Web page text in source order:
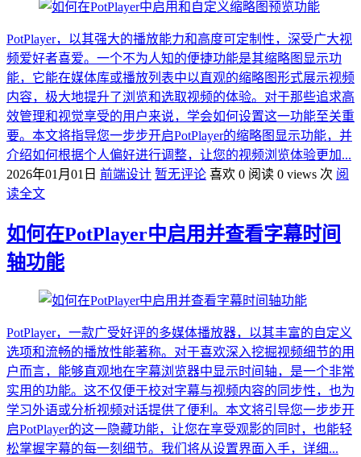
PotPlayer，以其强大的播放能力和高度可定制性，深受广大视
频爱好者喜爱。一个不为人知的便捷功能是其缩略图显示功
能，它能在媒体库或播放列表中以直观的缩略图形式展示视频
内容，极大地提升了浏览和选取视频的体验。对于那些追求高
效管理和视觉享受的用户来说，学会如何设置这一功能至关重
要。本文将指导您一步步开启PotPlayer的缩略图显示功能，并
介绍如何根据个人偏好进行调整，让您的视频浏览体验更加...
2026年01月01日 前端设计 暂无评论 喜欢 0 阅读 0 views 次 阅
读全文
如何在PotPlayer中启用并查看字幕时间
轴功能
PotPlayer，一款广受好评的多媒体播放器，以其丰富的自定义
选项和流畅的播放性能著称。对于喜欢深入挖掘视频细节的用
户而言，能够直观地在字幕浏览器中显示时间轴，是一个非常
实用的功能。这不仅便于校对字幕与视频内容的同步性，也为
学习外语或分析视频对话提供了便利。本文将引导您一步步开
启PotPlayer的这一隐藏功能，让您在享受观影的同时，也能轻
松掌握字幕的每一刻细节。我们将从设置界面入手，详细...